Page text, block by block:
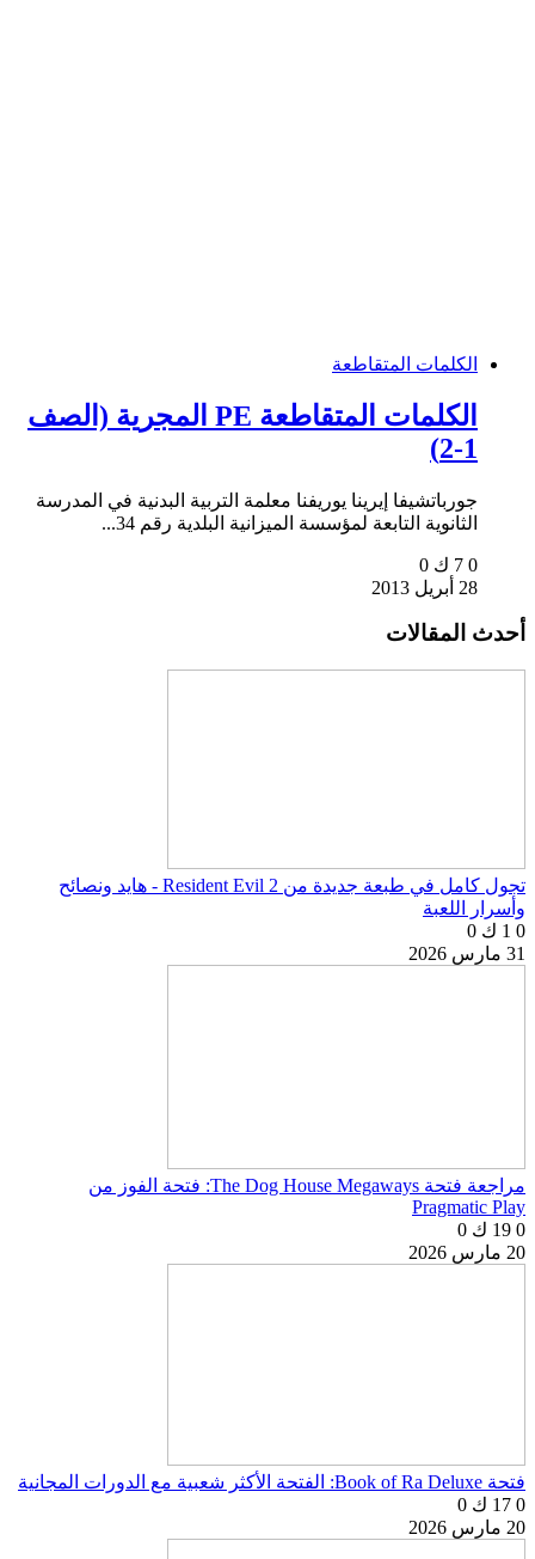
الكلمات المتقاطعة
الكلمات المتقاطعة PE المجرية (الصف
1-2)
جورباتشيفا إيرينا يوريفنا معلمة التربية البدنية في المدرسة
الثانوية التابعة لمؤسسة الميزانية البلدية رقم 34...
0 7 ك
0
28 أبريل 2013
أحدث المقالات
تجول كامل في طبعة جديدة من Resident Evil 2 - هايد ونصائح
وأسرار اللعبة
0 1 ك
0
31 مارس 2026
مراجعة فتحة The Dog House Megaways: فتحة الفوز من
Pragmatic Play
0 19 ك
0
20 مارس 2026
فتحة Book of Ra Deluxe: الفتحة الأكثر شعبية مع الدورات المجانية
0 17 ك
0
20 مارس 2026